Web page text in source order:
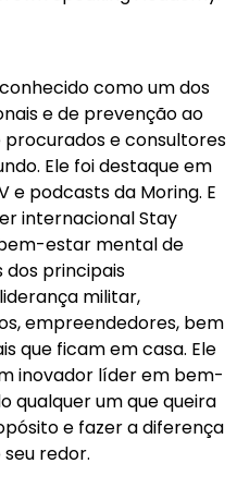
como um dos
e de prevenção ao
procurados e consultores
Ele foi destaque em
e podcasts da Moring. E
internacional Stay
estar mental de
principais
militar,
empreendedores, bem
que ficam em casa. Ele
inovador líder em bem-
qualquer um que queira
e fazer a diferença
redor.